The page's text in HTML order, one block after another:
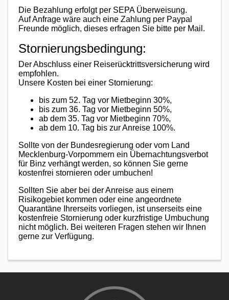
Die Bezahlung erfolgt per SEPA Überweisung.
Auf Anfrage wäre auch eine Zahlung per Paypal
Freunde möglich, dieses erfragen Sie bitte per Mail.
Stornierungsbedingung:
Der Abschluss einer Reiserücktrittsversicherung wird
empfohlen.
Unsere Kosten bei einer Stornierung:
bis zum 52. Tag vor Mietbeginn 30%,
bis zum 36. Tag vor Mietbeginn 50%,
ab dem 35. Tag vor Mietbeginn 70%,
ab dem 10. Tag bis zur Anreise 100%.
Sollte von der Bundesregierung oder vom Land
Mecklenburg-Vorpommern ein Übernachtungsverbot
für Binz verhängt werden, so können Sie gerne
kostenfrei stornieren oder umbuchen!
Sollten Sie aber bei der Anreise aus einem
Risikogebiet kommen oder eine angeordnete
Quarantäne Ihrerseits vorliegen, ist unserseits eine
kostenfreie Stornierung oder kurzfristige Umbuchung
nicht möglich. Bei weiteren Fragen stehen wir Ihnen
gerne zur Verfügung.